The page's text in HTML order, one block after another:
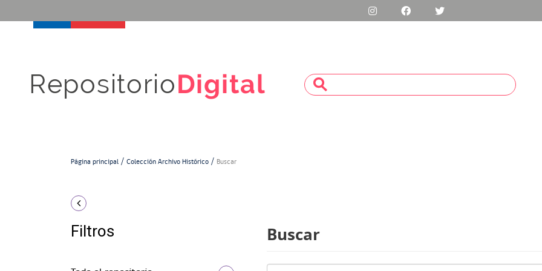
RepositorioDigital
Página principal Colección Archivo Histórico Buscar
Filtros Buscar